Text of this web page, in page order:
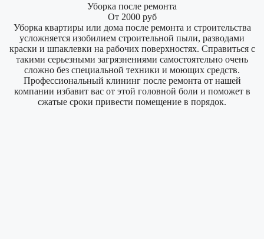
Уборка после ремонта
От 2000 руб
Уборка квартиры или дома после ремонта и строительства
усложняется изобилием строительной пыли, разводами
краски и шпаклевки на рабочих поверхностях. Справиться с
такими серьезными загрязнениями самостоятельно очень
сложно без специальной техники и моющих средств.
Профессиональный клининг после ремонта от нашей
компании избавит вас от этой головной боли и поможет в
сжатые сроки привести помещение в порядок.